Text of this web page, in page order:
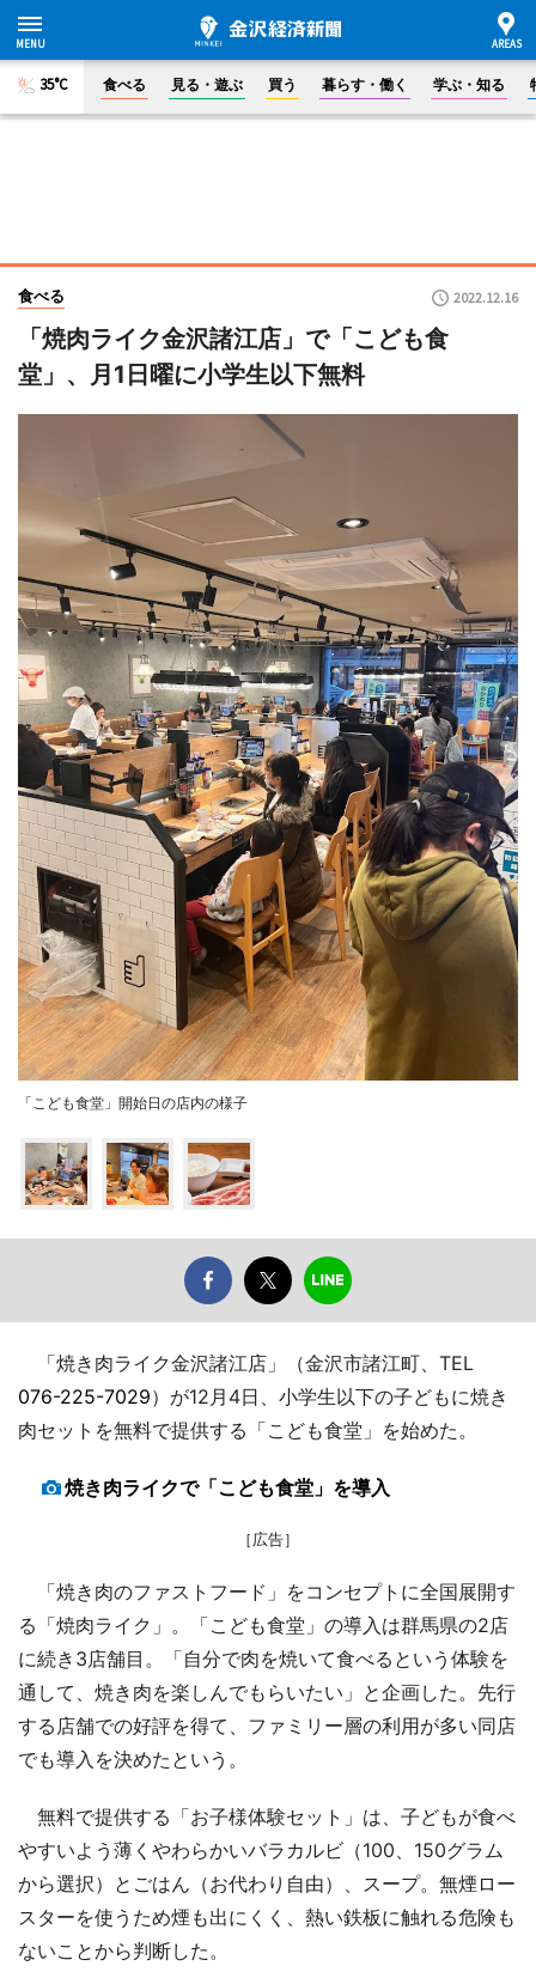
35°C 食べる 見る・遊ぶ 買う 暮らす・働く 学ぶ・知る
食べる 2022.12.16
「焼肉ライク金沢諸江店」で「こども食
堂」、月1日曜に小学生以下無料
「こども食堂」開始日の店内の様子
「焼き肉ライク金沢諸江店」（金沢市諸江町、TEL
076-225-7029）が12月4日、小学生以下の子どもに焼き
肉セットを無料で提供する「こども食堂」を始めた。
焼き肉ライクで「こども食堂」を導入
［広告］
「焼き肉のファストフード」をコンセプトに全国展開す
る「焼肉ライク」。「こども食堂」の導入は群馬県の2店
に続き3店舗目。「自分で肉を焼いて食べるという体験を
通して、焼き肉を楽しんでもらいたい」と企画した。先行
する店舗での好評を得て、ファミリー層の利用が多い同店
でも導入を決めたという。
無料で提供する「お子様体験セット」は、子どもが食べ
やすいよう薄くやわらかいバラカルビ（100、150グラム
から選択）とごはん（お代わり自由）、スープ。無煙ロー
スターを使うため煙も出にくく、熱い鉄板に触れる危険も
ないことから判断した。